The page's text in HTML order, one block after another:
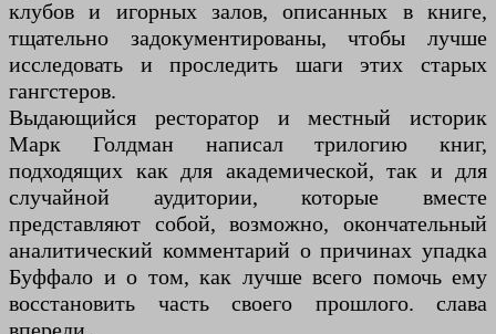
клубов и игорных залов, описанных в книге,
тщательно задокументированы, чтобы лучше
исследовать и проследить шаги этих старых
гангстеров.
Выдающийся ресторатор и местный историк
Марк Голдман написал трилогию книг,
подходящих как для академической, так и для
случайной аудитории, которые вместе
представляют собой, возможно, окончательный
аналитический комментарий о причинах упадка
Буффало и о том, как лучше всего помочь ему
восстановить часть своего прошлого. слава